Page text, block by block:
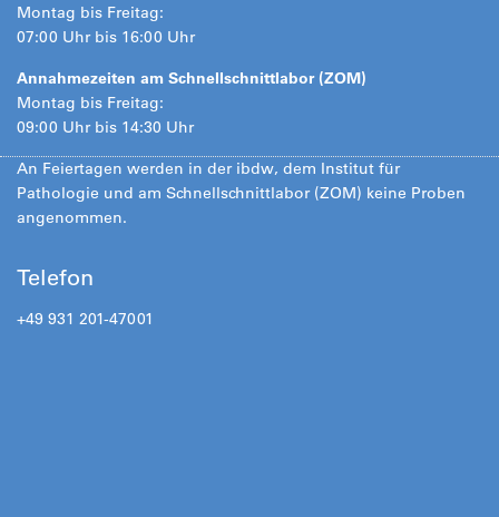
Montag bis Freitag:
07:00 Uhr bis 16:00 Uhr
Annahmezeiten am Schnellschnittlabor (ZOM)
Montag bis Freitag:
09:00 Uhr bis 14:30 Uhr
An Feiertagen werden in der ibdw, dem Institut für
Pathologie und am Schnellschnittlabor (ZOM) keine Proben
angenommen.
Telefon
+49 931 201-47001